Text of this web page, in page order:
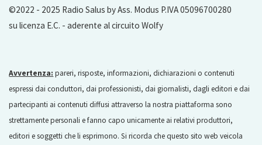
©2022 - 2025 Radio Salus by Ass. Modus P.IVA 05096700280
su licenza E.C. - aderente al circuito Wolfy
Avvertenza: pareri, risposte, informazioni, dichiarazioni o contenuti
espressi dai conduttori, dai professionisti, dai giornalisti, dagli editori e dai
partecipanti ai contenuti diffusi attraverso la nostra piattaforma sono
strettamente personali e fanno capo unicamente ai relativi produttori,
editori e soggetti che li esprimono. Si ricorda che questo sito web veicola